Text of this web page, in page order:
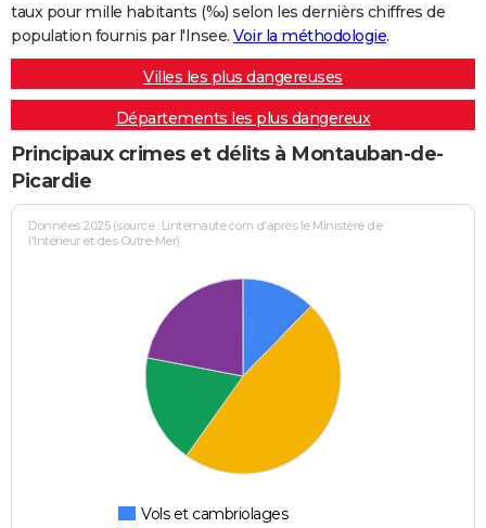
taux pour mille habitants (‰) selon les dernièrs chiffres de
population fournis par l'Insee. Voir la méthodologie.
Villes les plus dangereuses
Départements les plus dangereux
Principaux crimes et délits à Montauban-de-
Picardie
Données 2025 (source : Linternaute.com d'après le Ministère de
l'Intérieur et des Outre-Mer)
Vols et cambriolages